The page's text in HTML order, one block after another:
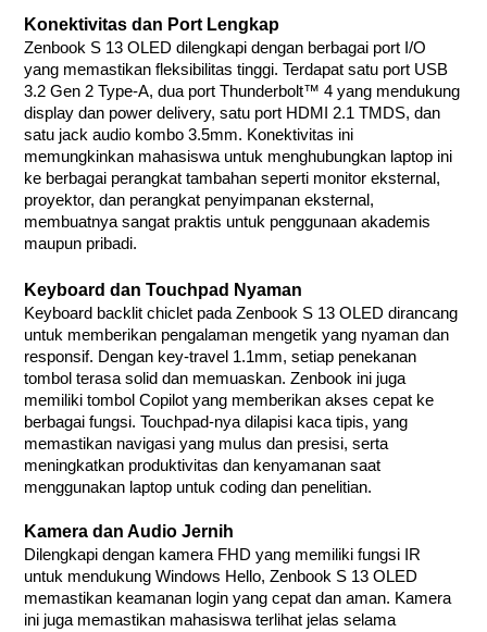
Konektivitas dan Port Lengkap
Zenbook S 13 OLED dilengkapi dengan berbagai port I/O
yang memastikan fleksibilitas tinggi. Terdapat satu port USB
3.2 Gen 2 Type-A, dua port Thunderbolt™ 4 yang mendukung
display dan power delivery, satu port HDMI 2.1 TMDS, dan
satu jack audio kombo 3.5mm. Konektivitas ini
memungkinkan mahasiswa untuk menghubungkan laptop ini
ke berbagai perangkat tambahan seperti monitor eksternal,
proyektor, dan perangkat penyimpanan eksternal,
membuatnya sangat praktis untuk penggunaan akademis
maupun pribadi.
Keyboard dan Touchpad Nyaman
Keyboard backlit chiclet pada Zenbook S 13 OLED dirancang
untuk memberikan pengalaman mengetik yang nyaman dan
responsif. Dengan key-travel 1.1mm, setiap penekanan
tombol terasa solid dan memuaskan. Zenbook ini juga
memiliki tombol Copilot yang memberikan akses cepat ke
berbagai fungsi. Touchpad-nya dilapisi kaca tipis, yang
memastikan navigasi yang mulus dan presisi, serta
meningkatkan produktivitas dan kenyamanan saat
menggunakan laptop untuk coding dan penelitian.
Kamera dan Audio Jernih
Dilengkapi dengan kamera FHD yang memiliki fungsi IR
untuk mendukung Windows Hello, Zenbook S 13 OLED
memastikan keamanan login yang cepat dan aman. Kamera
ini juga memastikan mahasiswa terlihat jelas selama